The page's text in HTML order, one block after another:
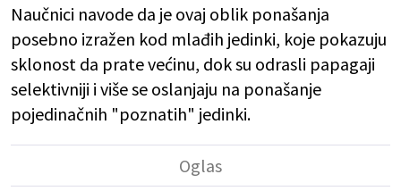
Naučnici navode da je ovaj oblik ponašanja
posebno izražen kod mlađih jedinki, koje pokazuju
sklonost da prate većinu, dok su odrasli papagaji
selektivniji i više se oslanjaju na ponašanje
pojedinačnih "poznatih" jedinki.